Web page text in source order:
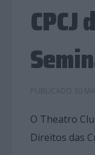
O Theatro
Direitos das